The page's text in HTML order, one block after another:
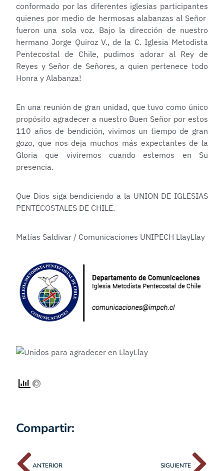
conformado por las diferentes iglesias participantes
quienes por medio de hermosas alabanzas al Señor
fueron una sola voz. Bajo la dirección de nuestro
hermano Jorge Quiroz V., de la C. Iglesia Metodista
Pentecostal de Chile, pudimos adorar al Rey de
Reyes y Señor de Señores, a quien pertenece todo
Honra y Alabanza!
En una reunión de gran unidad, que tuvo como único
propósito agradecer a nuestro Buen Señor por estos
110 años de bendición, vivimos un tiempo de gran
gozo, que nos deja muchos más expectantes de la
Gloria que viviremos cuando estemos en Su
presencia.
Que Dios siga bendiciendo a la UNION DE IGLESIAS
PENTECOSTALES DE CHILE.
Matías Saldivar / Comunicaciones UNIPECH LlayLlay
Compartir:
ANTERIOR SIGUIENTE